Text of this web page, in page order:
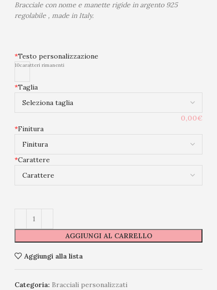
Bracciale con nome e manette rigide in argento 925
regolabile , made in Italy.
*Testo personalizzazione
10caratteri rimanenti
*Taglia
0,00€
*Finitura
*Carattere
AGGIUNGI AL CARRELLO
Aggiungi alla lista
Categoria: Bracciali personalizzati